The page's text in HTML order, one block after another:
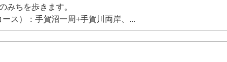
みちを歩きます。
ス）：手賀沼一周+手賀川両岸、...